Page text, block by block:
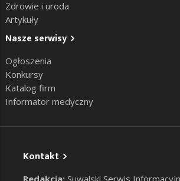
Zdrowie i uroda
Artykuły
Nasze serwisy
Ogłoszenia
Konkursy
Katalog firm
Informator medyczny
Kontakt
Redakcja: Suwalski Serwis